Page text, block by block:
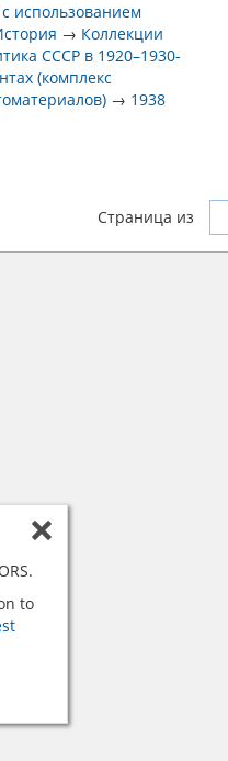
использованием
→ Коллекции
СССР в 1920–1930-
(комплекс
→ 1938
Страница из
to